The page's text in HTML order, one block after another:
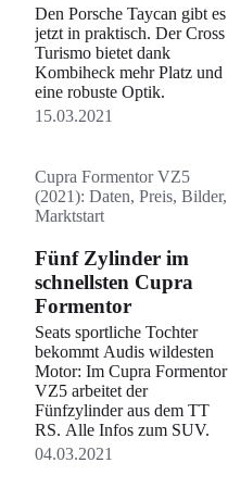
Den Porsche Taycan gibt es
jetzt in praktisch. Der Cross
Turismo bietet dank
Kombiheck mehr Platz und
eine robuste Optik.
15.03.2021
Cupra Formentor VZ5
(2021): Daten, Preis, Bilder,
Marktstart
Fünf Zylinder im
schnellsten Cupra
Formentor
Seats sportliche Tochter
bekommt Audis wildesten
Motor: Im Cupra Formentor
VZ5 arbeitet der
Fünfzylinder aus dem TT
RS. Alle Infos zum SUV.
04.03.2021